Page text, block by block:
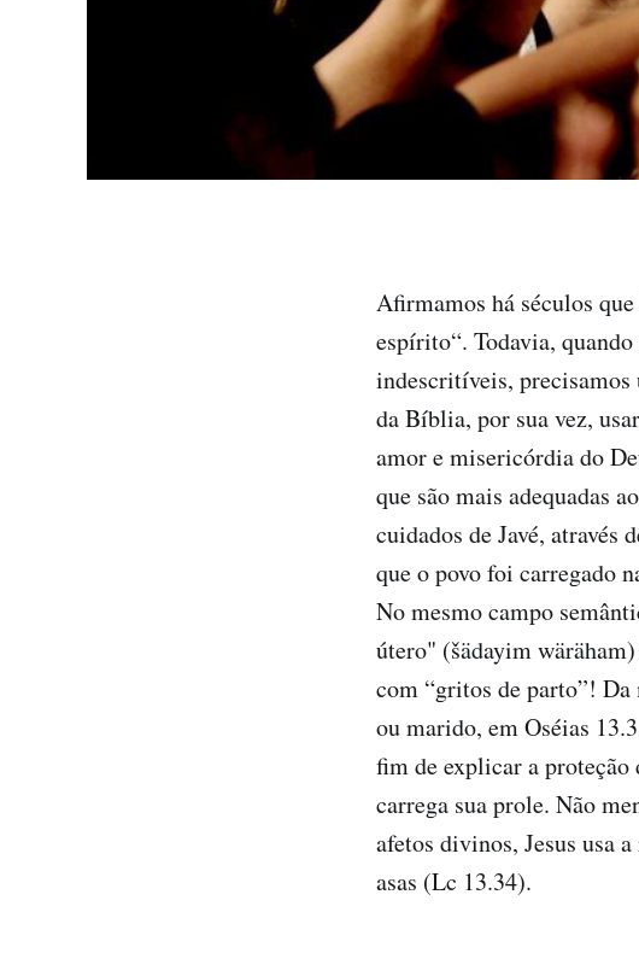
Afirmamos há séculos
espírito“. Todavia,
indescritíveis,
da Bíblia, por sua vez,
amor e misericórdia do
que são mais adequadas
cuidados de Javé,
que o povo foi carregado
No mesmo campo
útero" (šädayim
com “gritos de parto”!
ou marido, em Oséias
fim de explicar a proteção
carrega sua prole. Não
afetos divinos, Jesus usa
asas (Lc 13.34).